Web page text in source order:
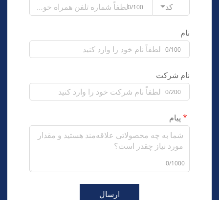
کد
0/100
نام
0/100
نام شرکت
0/200
پیام
0/1000
ارسال